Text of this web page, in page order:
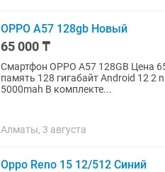
OPPO A57 128gb Новый
65 000 ₸
Смартфон OPPO A57 128GB Цена 65000
память 128 гигабайт Android 12 2 nano sim Камера 50мп+2мп Селфи камера 8мп Батарея
5000mah В комплекте...
Алматы, 3 августа
Oppo Reno 15 12/512 Синий